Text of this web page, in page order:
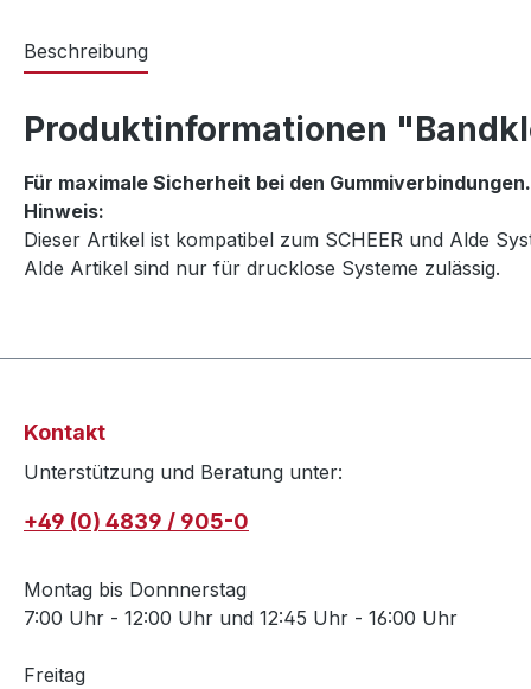
Beschreibung
Produktinformationen
Für maximale Sicherheit bei den Gummiverbindungen.
Hinweis:
Dieser Artikel ist kompatibel zum SCHEER und Alde
Alde Artikel sind nur für drucklose Systeme zulässig.
Kontakt
Unterstützung und Beratung unter:
+49 (0) 4839 / 905-0
Montag bis Donnnerstag
7:00 Uhr - 12:00 Uhr und 12:45 Uhr - 16:00 Uhr
Freitag